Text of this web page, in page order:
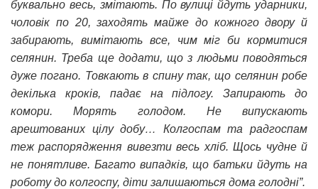
буквально весь, змітають. По вулиці йдуть ударники,
чоловік по 20, заходять майже до кожного двору й
забирають, вимітають все, чим міг би кормитися
селянин. Треба ще додати, що з людьми поводяться
дуже погано. Товкають в спину так, що селянин робе
декілька кроків, падає на підлогу. Запирають до
комори. Морять голодом. Не випускають
арештованих цілу добу… Колгоспам та радгоспам
теж распорядження вивезти весь хліб. Щось чудне й
не понятливе. Багато випадків, що батьки йдуть на
роботу до колгоспу, діти залишаються дома голодні”.